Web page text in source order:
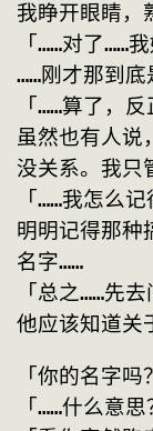
我睁开眼睛，
「……对了……
……刚才那到底
「……算了，
虽然也有人说
没关系。我只
「……我怎么
明明记得那种
名字……
「总之……先
他应该知道关
「你的名字吗
「……什么意思